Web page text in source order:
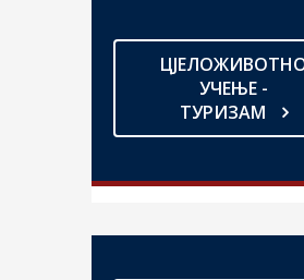
УЧЕЊЕ -
ТУРИЗАМ